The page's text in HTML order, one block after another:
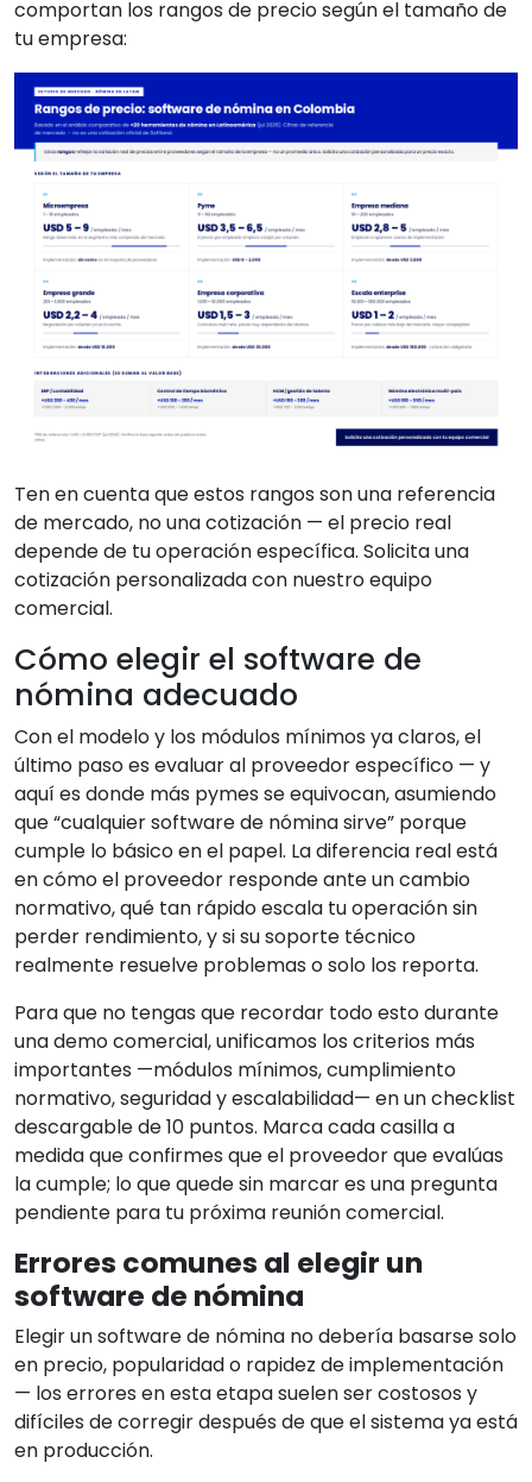
comportan los rangos de precio según el tamaño de
tu empresa:
Ten en cuenta que estos rangos son una referencia
de mercado, no una cotización — el precio real
depende de tu operación específica. Solicita una
cotización personalizada con nuestro equipo
comercial.
Cómo elegir el software de
nómina adecuado
Con el modelo y los módulos mínimos ya claros, el
último paso es evaluar al proveedor específico — y
aquí es donde más pymes se equivocan, asumiendo
que “cualquier software de nómina sirve” porque
cumple lo básico en el papel. La diferencia real está
en cómo el proveedor responde ante un cambio
normativo, qué tan rápido escala tu operación sin
perder rendimiento, y si su soporte técnico
realmente resuelve problemas o solo los reporta.
Para que no tengas que recordar todo esto durante
una demo comercial, unificamos los criterios más
importantes —módulos mínimos, cumplimiento
normativo, seguridad y escalabilidad— en un checklist
descargable de 10 puntos. Marca cada casilla a
medida que confirmes que el proveedor que evalúas
la cumple; lo que quede sin marcar es una pregunta
pendiente para tu próxima reunión comercial.
Errores comunes al elegir un
software de nómina
Elegir un software de nómina no debería basarse solo
en precio, popularidad o rapidez de implementación
— los errores en esta etapa suelen ser costosos y
difíciles de corregir después de que el sistema ya está
en producción.